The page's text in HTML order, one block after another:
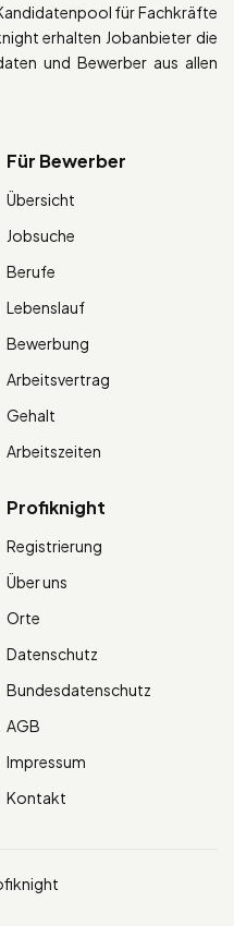
für Fachkräfte
erhalten Jobanbieter die
und Bewerber aus allen
Für Bewerber
Übersicht
Jobsuche
Berufe
Lebenslauf
Bewerbung
Arbeitsvertrag
Gehalt
Arbeitszeiten
Profiknight
Registrierung
Über uns
Orte
Datenschutz
Bundesdatenschutz
AGB
Impressum
Kontakt